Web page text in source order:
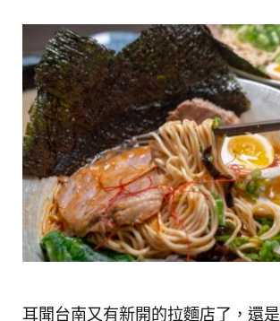
耳聞台南又有新開的拉麵店了，還